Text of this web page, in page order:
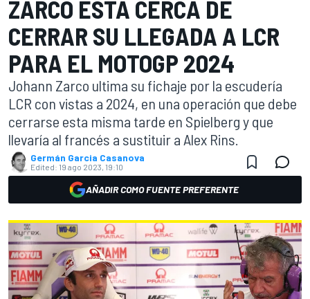
ZARCO ESTÁ CERCA DE
CERRAR SU LLEGADA A LCR
PARA EL MOTOGP 2024
Johann Zarco ultima su fichaje por la escudería
LCR con vistas a 2024, en una operación que debe
cerrarse esta misma tarde en Spielberg y que
llevaría al francés a sustituir a Alex Rins.
Germán Garcia Casanova
Edited: 19 ago 2023, 19:10
AÑADIR COMO FUENTE PREFERENTE